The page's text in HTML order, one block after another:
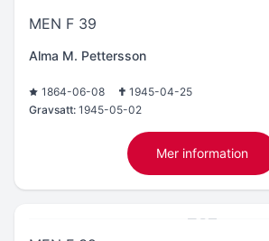
MEN F 39
Alma M. Pettersson
1864-06-08
1945-04-25
Gravsatt: 1945-05-02
Mer information